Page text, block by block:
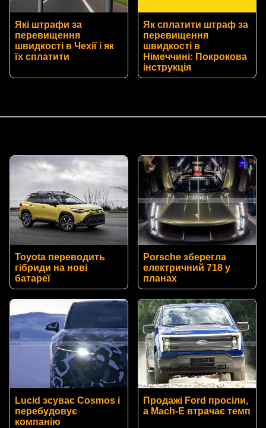
Які штрафи за
перевищення
швидкості в Чехії і як
їх сплатити
Як сплатити штраф за
перевищення
швидкості в
Німеччині: Покрокова
інструкція
Toyota переводить
гібриди на нові
батареї
Porsche зберегла
електричний 718 у
планах
Lucid зсуває Cosmos і
перебудовує
компанію
Продажі Ford просіли,
а Mach-E втрачає темп